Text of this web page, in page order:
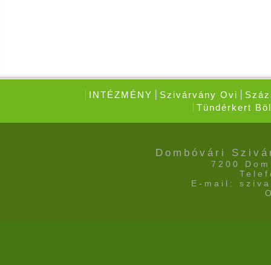
INTÉZMÉNY Szivárvány Ovi
Tündérkert
Dombóvári
7200
E-mail: